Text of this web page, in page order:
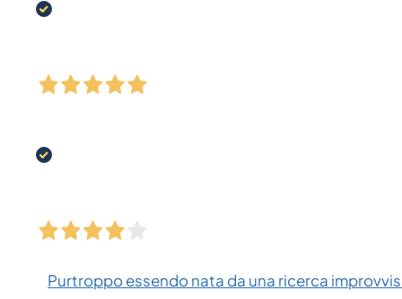
Purtroppo essendo nata da una ricerca